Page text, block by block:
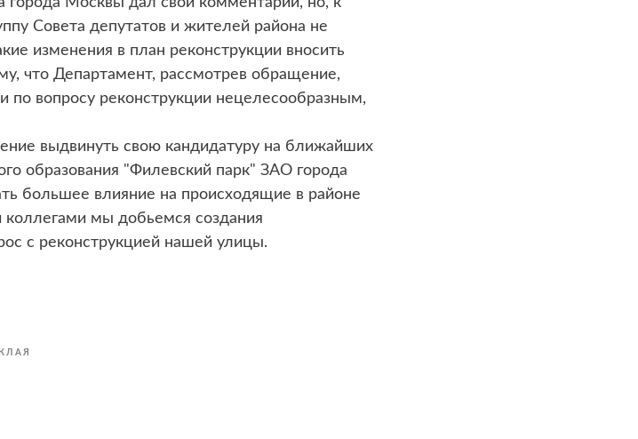
Совета депутатов и жителей района не
изменения в план реконструкции вносить
что Департамент, рассмотрев обращение,
по вопросу реконструкции нецелесообразным,
выдвинуть свою кандидатуру на ближайших
образования "Филевский парк" ЗАО города
большее влияние на происходящие в районе
мы добьемся создания
с реконструкцией нашей улицы.